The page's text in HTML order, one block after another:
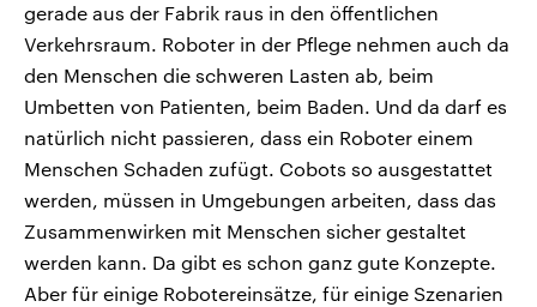
gerade aus der Fabrik raus in den öffentlichen
Verkehrsraum. Roboter in der Pflege nehmen auch da
den Menschen die schweren Lasten ab, beim
Umbetten von Patienten, beim Baden. Und da darf es
natürlich nicht passieren, dass ein Roboter einem
Menschen Schaden zufügt. Cobots so ausgestattet
werden, müssen in Umgebungen arbeiten, dass das
Zusammenwirken mit Menschen sicher gestaltet
werden kann. Da gibt es schon ganz gute Konzepte.
Aber für einige Robotereinsätze, für einige Szenarien